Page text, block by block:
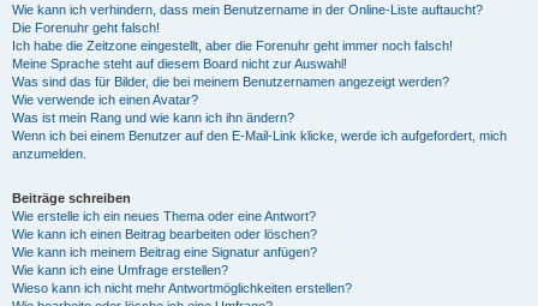
Wie kann ich verhindern, dass mein Benutzername in der Online-Liste auftaucht?
Die Forenuhr geht falsch!
Ich habe die Zeitzone eingestellt, aber die Forenuhr geht immer noch falsch!
Meine Sprache steht auf diesem Board nicht zur Auswahl!
Was sind das für Bilder, die bei meinem Benutzernamen angezeigt werden?
Wie verwende ich einen Avatar?
Was ist mein Rang und wie kann ich ihn ändern?
Wenn ich bei einem Benutzer auf den E-Mail-Link klicke, werde ich aufgefordert, mich
anzumelden.
Beiträge schreiben
Wie erstelle ich ein neues Thema oder eine Antwort?
Wie kann ich einen Beitrag bearbeiten oder löschen?
Wie kann ich meinem Beitrag eine Signatur anfügen?
Wie kann ich eine Umfrage erstellen?
Wieso kann ich nicht mehr Antwortmöglichkeiten erstellen?